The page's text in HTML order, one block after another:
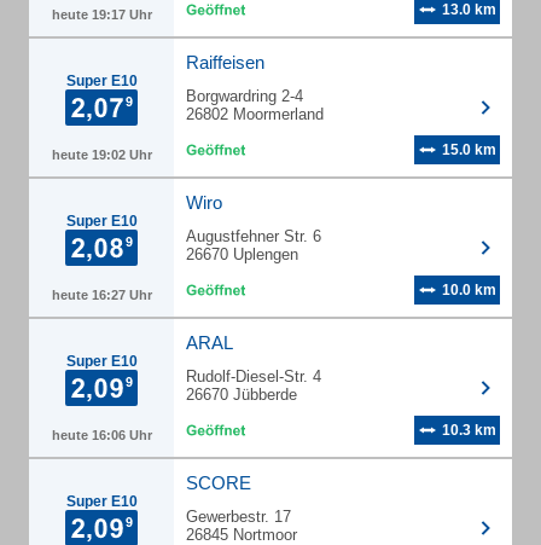
heute 19:17 Uhr 13.0 km
Super E10
heute 19:02 Uhr
Raiffeisen
Borgwardring 2-4
26802 Moormerland
15.0 km
Super E10
heute 16:27 Uhr
Wiro
Augustfehner Str. 6
26670 Uplengen
10.0 km
Super E10
heute 16:06 Uhr
ARAL
Rudolf-Diesel-Str. 4
26670 Jübberde
10.3 km
Super E10
SCORE
Gewerbestr. 17
26845 Nortmoor